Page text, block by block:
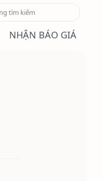
NHẬN BÁO GIÁ